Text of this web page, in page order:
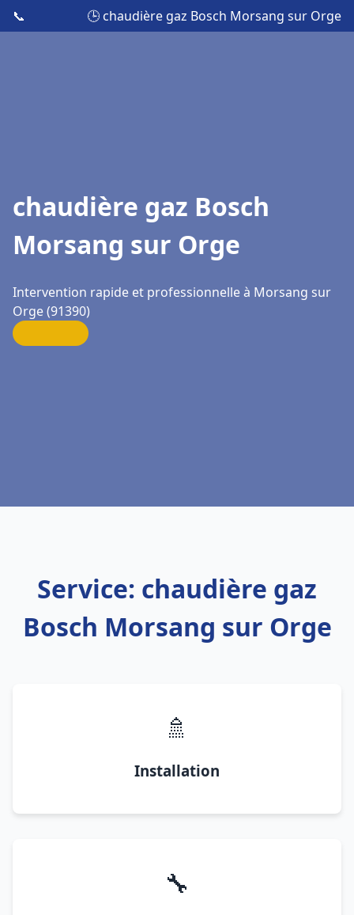
📞 🕒 chaudière gaz Bosch Morsang sur Orge
chaudière gaz Bosch
Morsang sur Orge
Intervention rapide et professionnelle à Morsang sur
Orge (91390)
Service: chaudière gaz
Bosch Morsang sur Orge
🚿
Installation
🔧